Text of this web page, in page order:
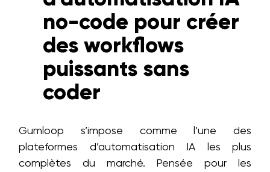
no-code pour créer
des workflows
puissants sans
coder
Gumloop s’impose comme l’une des
plateformes d’automatisation IA les plus
complètes du marché. Pensée pour les